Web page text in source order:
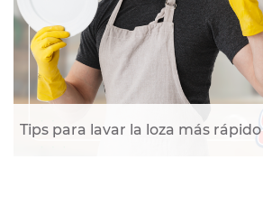
Tips para lavar la loza más rápido